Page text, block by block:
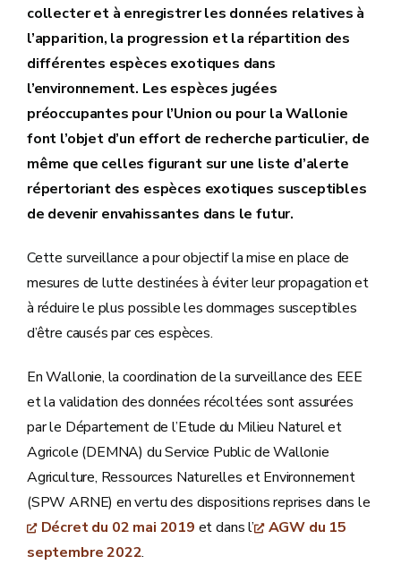
collecter et à enregistrer les données relatives à
l’apparition, la progression et la répartition des
différentes espèces exotiques dans
l’environnement. Les espèces jugées
préoccupantes pour l’Union ou pour la Wallonie
font l’objet d’un effort de recherche particulier, de
même que celles figurant sur une liste d’alerte
répertoriant des espèces exotiques susceptibles
de devenir envahissantes dans le futur.
Cette surveillance a pour objectif la mise en place de
mesures de lutte destinées à éviter leur propagation et
à réduire le plus possible les dommages susceptibles
d’être causés par ces espèces.
En Wallonie, la coordination de la surveillance des EEE
et la validation des données récoltées sont assurées
par le Département de l’Etude du Milieu Naturel et
Agricole (DEMNA) du Service Public de Wallonie
Agriculture, Ressources Naturelles et Environnement
(SPW ARNE) en vertu des dispositions reprises dans le
Décret du 02 mai 2019 et dans l’
AGW du 15
septembre 2022.